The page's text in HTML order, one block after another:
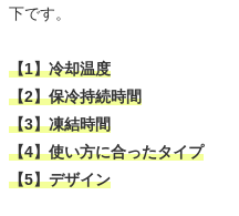
下です。
【1】冷却温度
【2】保冷持続時間
【3】凍結時間
【4】使い方に合ったタイプ
【5】デザイン